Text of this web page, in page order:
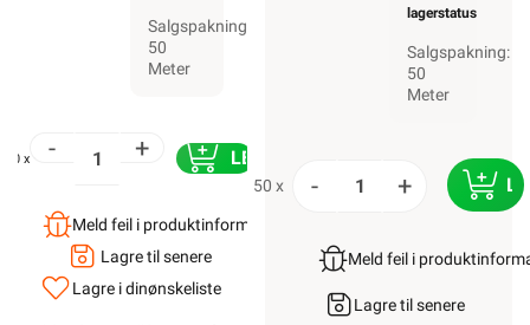
Salgspakning:
50
Meter
50 x - + LEGG I HANDLEKURV
Meld feil i produktinformasjonen?
Lagre til senere
Lagre i dinønskeliste
lagerstatus
Salgspakning:
50
Meter
50 x - +
Meld feil i
Lagre til senere